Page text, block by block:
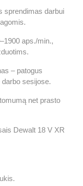
sprendimas darbui
aps./min.,
– patogus
sesijose.
net prasto
Dewalt 18 V XR